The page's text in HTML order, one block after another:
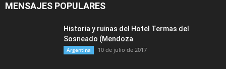
MENSAJES POPULARES
Historia y ruinas del Hotel Termas del
Sosneado (Mendoza
Argentina 10 de julio de 2017